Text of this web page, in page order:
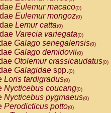
Saimiri sciureus(0)
Alouatta caraya(0)
Alouatta fusca(0)
Alouatta seniculus(0)
Alouattaspp.(0)
Ateles belzebuth(0)
Ateles geoffroyi(0)
Ateles paniscus(0)
Atelesspp.(0)
Lagothrix lagothricha(0)
Lagothrix lagothricha cana
Cacajao calvus
Eulemur macaco(0)
Eulemur mongoz(0)
Lemur catta(0)
Varecia variegata(0)
Galago senegalensis(0)
Galago demidovii(0)
Otolemur crassicaudatus(0)
Galagidae spp.(0)
Loris tardigradus(0)
Nycticebus coucang(0)
Nycticebus pygmaeus(0)
Perodicticus potto(0)